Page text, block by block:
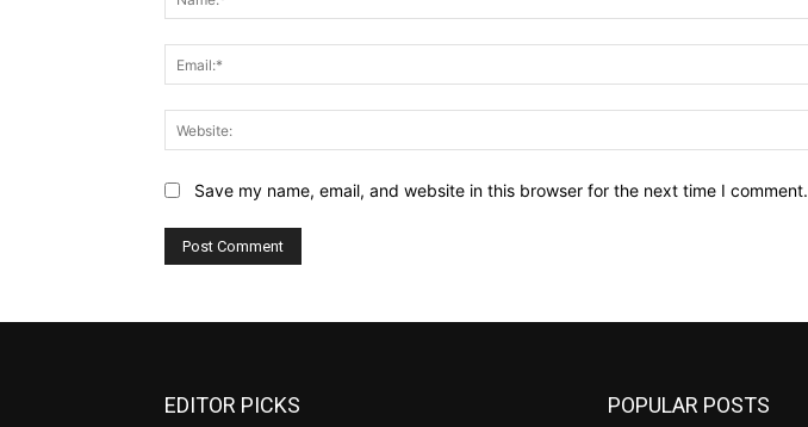
Save my name, email, and website in this browser for the next time I comment.
EDITOR PICKS POPULAR POSTS